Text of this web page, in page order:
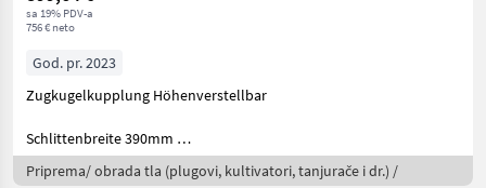
sa 19% PDV-a
756 € neto
God. pr. 2023
Zugkugelkupplung Höhenverstellbar
Schlittenbreite 390mm
Schlittens
Priprema/ obrada tla (plugovi, kultivatori, tanjurače i dr.) /